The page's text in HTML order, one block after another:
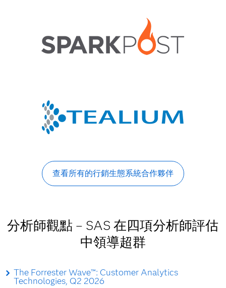
查看所有的行銷生態系統合作夥伴
分析師觀點 – SAS 在四項分析師評估
中領導超群
The Forrester Wave™: Customer Analytics
Technologies, Q2 2026